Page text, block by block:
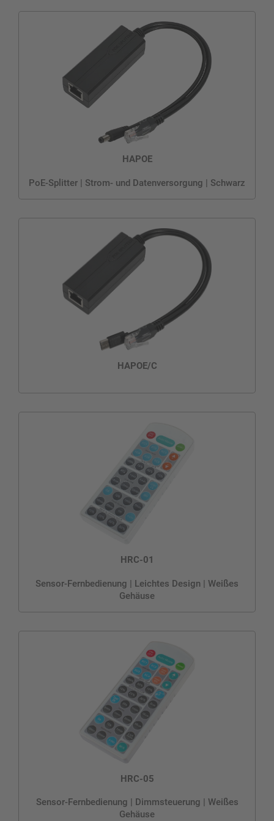
HAPOE
PoE-Splitter | Strom- und Datenversorgung | Schwarz
HAPOE/C
HRC-01
Sensor-Fernbedienung | Leichtes Design | Weißes
Gehäuse
HRC-05
Sensor-Fernbedienung | Dimmsteuerung | Weißes
Gehäuse